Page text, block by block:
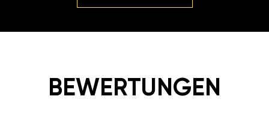
BEWERTUNGEN